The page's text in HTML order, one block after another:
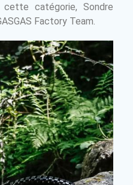
catégorie, Sondre
Factory Team.